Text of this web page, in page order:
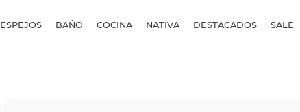
ESPEJOS BAÑO COCINA NATIVA DESTACADOS SALE